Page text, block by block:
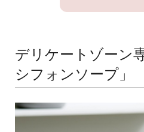
デリケートゾーン
シフォンソープ」